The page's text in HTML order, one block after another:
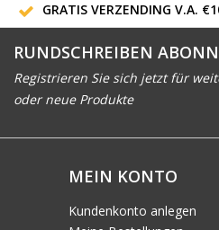
GRATIS VERZENDING V.A.
RUNDSCHREIBEN
Registrieren Sie sich jetzt für
oder neue Produkte
MEIN KONTO
Kundenkonto anlegen